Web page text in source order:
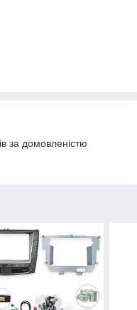
за домовленістю